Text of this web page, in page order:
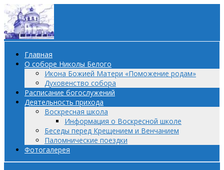
Главная
О соборе Николы Белого
Икона Божией Матери «Поможение родам»
Духовенство собора
Расписание богослужений
Деятельность прихода
Воскресная школа
Информация о Воскресной школе
Беседы перед Крещением и Венчанием
Паломнические поездки
Фотогалерея